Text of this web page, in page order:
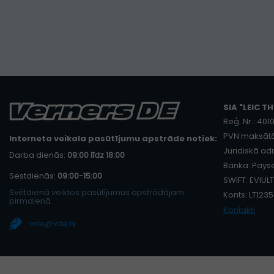
Interneta veikala pasūtījumu apstrāde notiek:
Darba dienās: 09:00 līdz 18:00
Sestdienās: 09:00-15:00
Svētdienā veiktos pasūtījumus apstrādājam
pirmdienā.
vde@vde.lv
SIA "LEIC
Reģ. Nr.:
PVN
Juridiskā
Banka:
SWIFT:
Konts:
Kontakti